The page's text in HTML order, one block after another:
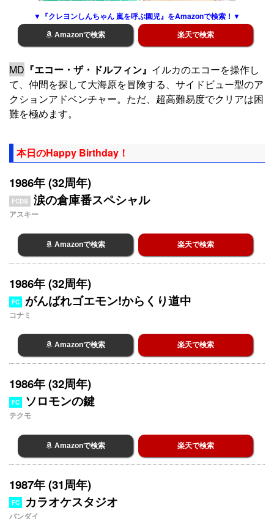
▼『クレヨンしんちゃん 嵐を呼ぶ園児』をAmazonで検索！▼
Amazonで検索 楽天で検索
MD 『エコー・ザ・ドルフィン』 イルカのエコーを操作し
て、仲間を探して大海原を冒険する、サイドビュー型のア
クションアドベンチャー。ただ、超高難易度でクリアは困
難を極めます。
本日のHappy Birthday！
1986年 (32周年)
FCDS 涙の倉庫番スペシャル
アスキー
Amazonで検索 楽天で検索
1986年 (32周年)
FC がんばれゴエモン!からくり道中
コナミ
Amazonで検索 楽天で検索
1986年 (32周年)
FC ソロモンの鍵
テクモ
Amazonで検索 楽天で検索
1987年 (31周年)
FC カラオケスタジオ
バンダイ